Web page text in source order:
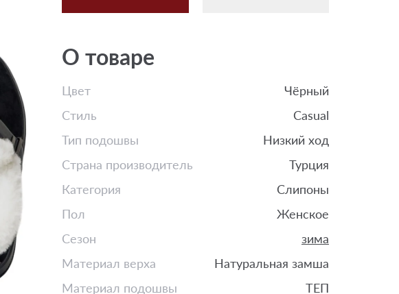
О товаре
Цвет
Чёрный
Стиль
Casual
Тип подошвы
Низкий ход
Страна производитель
Турция
Категория
Слипоны
Пол
Женское
Сезон
зима
Материал верха
Натуральная замша
Материал подошвы
ТЕП